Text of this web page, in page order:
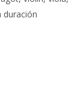
duración